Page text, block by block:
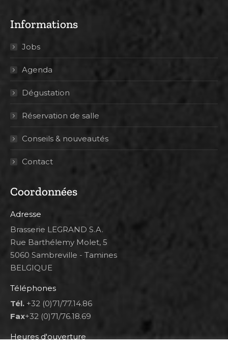
Informations
Jobs
Agenda
Dégustation
Réservation de salle
Conseils & nouveautés
Contact
Coordonnées
Adresse
Brasserie LEGRAND S.A.
Rue Barthélemy Molet, 5
5060 Sambreville - Tamines
BELGIQUE
Téléphones
Tél. +32 (0)71/77.14.86
Fax+32 (0)71/76.18.69
Heures d'ouverture